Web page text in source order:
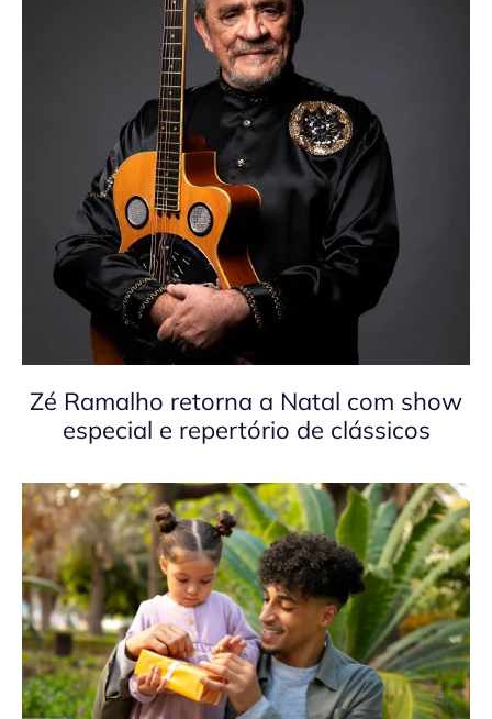
Zé Ramalho retorna a Natal com show
especial e repertório de clássicos